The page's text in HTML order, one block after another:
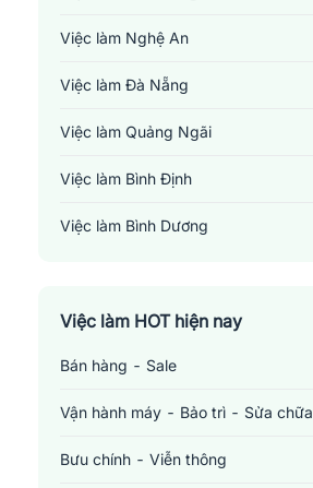
Việc làm Nghệ An
Việc làm Đà Nẵng
Việc làm Quảng Ngãi
Việc làm Bình Định
Việc làm Bình Dương
Việc làm TP. Hồ Chí Minh
Việc làm Cần Thơ
Việc làm HOT hiện nay
Bán hàng - Sale
Vận hành máy - Bảo trì - Sửa chữa
Bưu chính - Viễn thông